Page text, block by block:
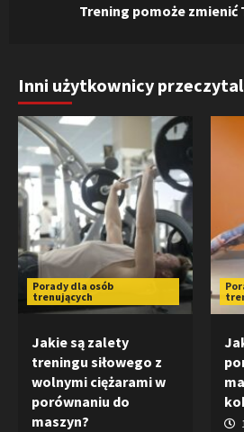
Trening pomoże zmienić
Inni użytkownicy
Porady dla osób
trenujących
Jakie są zalety
treningu siłowego z
wolnymi ciężarami w
porównaniu do
maszyn?